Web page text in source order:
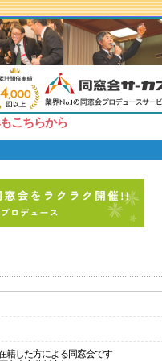
こちらから
籍した方による同窓会です